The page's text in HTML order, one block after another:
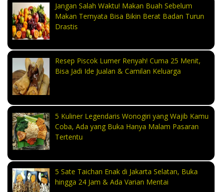
Jangan Salah Waktu! Makan Buah Sebelum
Makan Ternyata Bisa Bikin Berat Badan Turun
Drastis
Resep Piscok Lumer Renyah! Cuma 25 Menit,
Bisa Jadi Ide Jualan & Camilan Keluarga
5 Kuliner Legendaris Wonogiri yang Wajib Kamu
Coba, Ada yang Buka Hanya Malam Pasaran
Tertentu
5 Sate Taichan Enak di Jakarta Selatan, Buka
hingga 24 Jam & Ada Varian Mentai